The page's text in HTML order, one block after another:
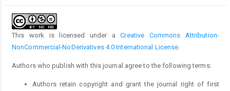
This work is licensed under aCreative Commons Attribution-
NonCommercial-NoDerivatives 4.0 International License
Authors who publish with this journal agree to the following terms:
Authors retain copyright and grant the journal right of first